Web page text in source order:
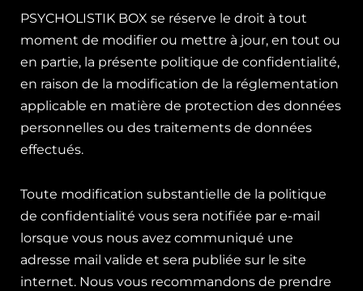
PSYCHOLISTIK BOX se réserve le droit à tout
moment de modifier ou mettre à jour, en tout ou
en partie, la présente politique de confidentialité,
en raison de la modification de la réglementation
applicable en matière de protection des données
personnelles ou des traitements de données
effectués.
Toute modification substantielle de la politique
de confidentialité vous sera notifiée par e-mail
lorsque vous nous avez communiqué une
adresse mail valide et sera publiée sur le site
internet. Nous vous recommandons de prendre